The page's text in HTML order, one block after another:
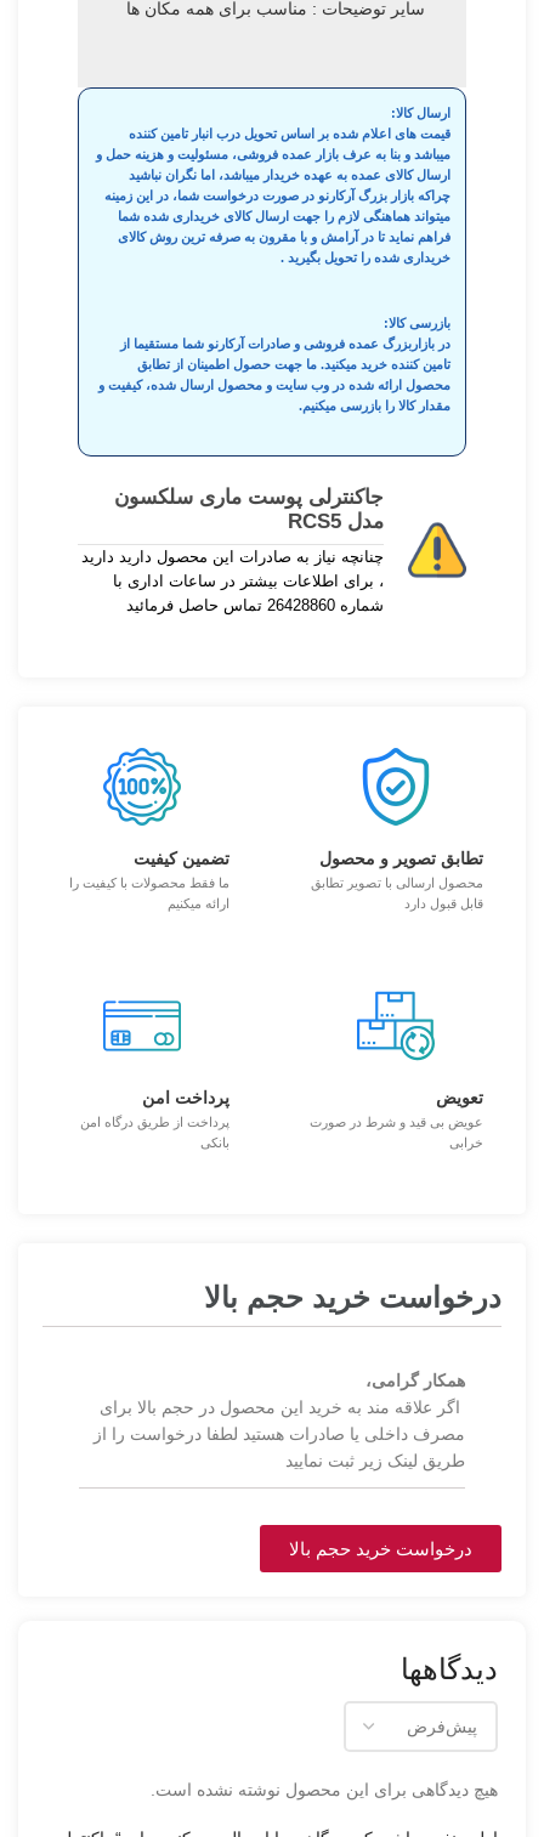
سایر توضیحات : مناسب برای همه مکان ها
ارسال کالا:
قیمت های اعلام شده بر اساس تحویل درب انبار تامین کننده
میباشد و بنا به عرف بازار عمده فروشی، مسئولیت و هزینه حمل و
ارسال کالای عمده به عهده خریدار میباشد، اما نگران نباشید
چراکه بازار بزرگ آرکارنو در صورت درخواست شما، در این زمینه
میتواند هماهنگی لازم را جهت ارسال کالای خریداری شده شما
فراهم نماید تا در آرامش و با مقرون به صرفه ترین روش کالای
خریداری شده را تحویل بگیرید .
بازرسی کالا:
در بازاربزرگ عمده فروشی و صادرات آرکارنو شما مستقیما از
تامین کننده خرید میکنید. ما جهت حصول اطمینان از تطابق
محصول ارائه شده در وب سایت و محصول ارسال شده، کیفیت و
مقدار کالا را بازرسی میکنیم.
جاکنترلی پوست ماری سلکسون
مدل RCS5
چنانچه نیاز به صادرات این محصول دارید دارید
، برای اطلاعات بیشتر در ساعات اداری با
شماره 26428860 تماس حاصل فرمائید
تطابق تصویر و محصول
محصول ارسالی با تصویر تطابق
قابل قبول دارد
تضمین کیفیت
ما فقط محصولات با کیفیت را
ارائه میکنیم
تعویض
عویض بی قید و شرط در صورت
خرابی
پرداخت امن
پرداخت از طریق درگاه امن
بانکی
درخواست خرید حجم بالا
همکار گرامی،
اگر علاقه مند به خرید این محصول در حجم بالا برای
مصرف داخلی یا صادرات هستید لطفا درخواست را از
طریق لینک زیر ثبت نمایید
درخواست خرید حجم بالا
دیدگاهها
هیچ دیدگاهی برای این محصول نوشته نشده است.